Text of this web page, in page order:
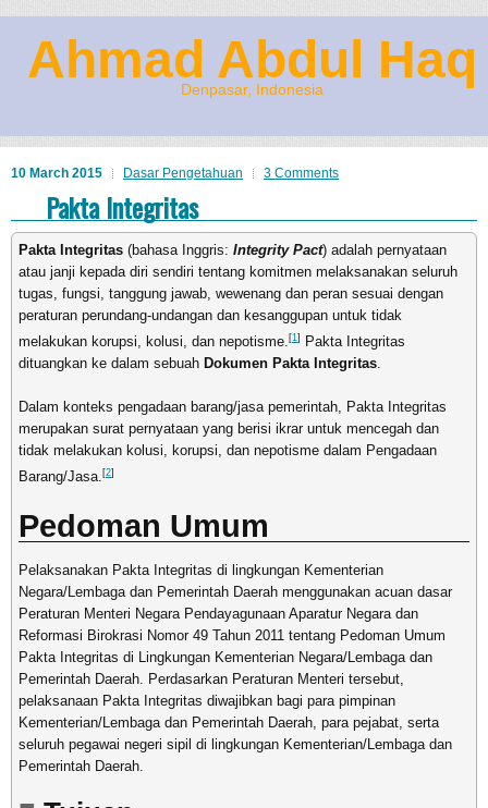
Ahmad Abdul Haq
Denpasar, Indonesia
10 March 2015 Dasar Pengetahuan 3 Comments
Pakta Integritas
Pakta Integritas (bahasa Inggris: Integrity Pact) adalah pernyataan
atau janji kepada diri sendiri tentang komitmen melaksanakan seluruh
tugas, fungsi, tanggung jawab, wewenang dan peran sesuai dengan
peraturan perundang-undangan dan kesanggupan untuk tidak
melakukan korupsi, kolusi, dan nepotisme. [1]
Pakta Integritas
dituangkan ke dalam sebuah Dokumen Pakta Integritas.
Dalam konteks pengadaan barang/jasa pemerintah, Pakta Integritas
merupakan surat pernyataan yang berisi ikrar untuk mencegah dan
tidak melakukan kolusi, korupsi, dan nepotisme dalam Pengadaan
Barang/Jasa. [2]
Pedoman Umum
Pelaksanakan Pakta Integritas di lingkungan Kementerian
Negara/Lembaga dan Pemerintah Daerah menggunakan acuan dasar
Peraturan Menteri Negara Pendayagunaan Aparatur Negara dan
Reformasi Birokrasi Nomor 49 Tahun 2011 tentang Pedoman Umum
Pakta Integritas di Lingkungan Kementerian Negara/Lembaga dan
Pemerintah Daerah. Perdasarkan Peraturan Menteri tersebut,
pelaksanaan Pakta Integritas diwajibkan bagi para pimpinan
Kementerian/Lembaga dan Pemerintah Daerah, para pejabat, serta
seluruh pegawai negeri sipil di lingkungan Kementerian/Lembaga dan
Pemerintah Daerah.